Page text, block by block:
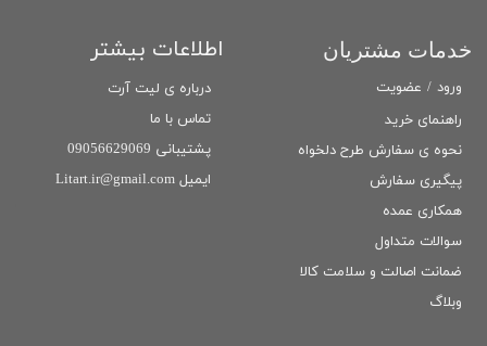
راهنمای خرید
نحوه ی سفارش طرح دلخواه
پیگیری سفارش
همکاری عمده
سوالات متداول
ضمانت اصالت و سلامت كالا
وبلاگ
خدمات مشتریان اطلاعات بیشتر
درباره ی لیت آرت
تماس با ما
پشتیبانی 09056629069
ایمیل Litart.ir@gmail.com
ورود / عضویت